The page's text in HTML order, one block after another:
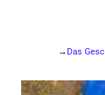
→ Das